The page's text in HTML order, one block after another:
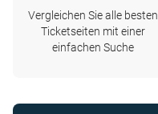
Vergleichen Sie alle besten
Ticketseiten mit einer
einfachen Suche